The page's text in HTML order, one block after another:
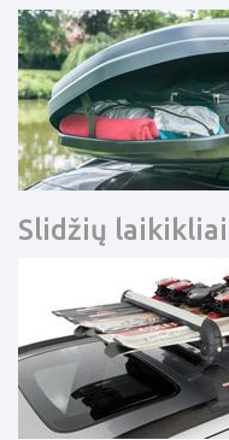
Slidžių laikikliai